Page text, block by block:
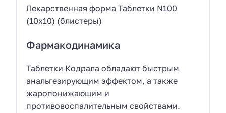
Лекарственная форма Таблетки N100
(10х10) (блистеры)
Фармакодинамика
Таблетки Кодрала обладают быстрым
анальгезирующим эффектом, а также
жаропонижающим и
противовоспалительным свойствами.